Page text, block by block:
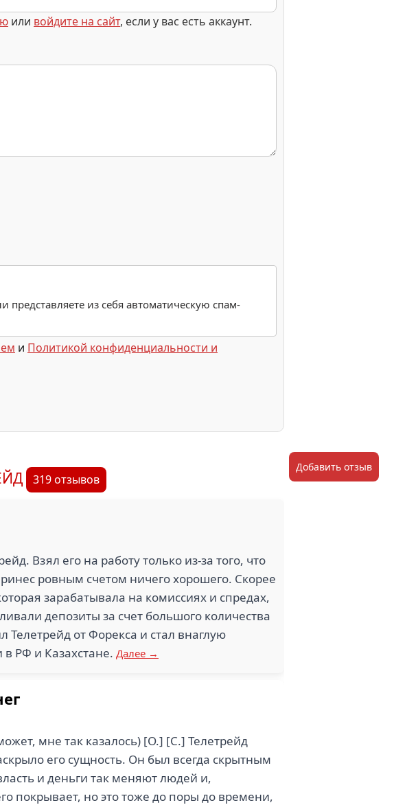
или войдите на сайт, если у вас есть аккаунт.
представляете из себя автоматическую спам-
и Политикой конфиденциальности и
319 отзывов
Взял его на работу только из-за того, что
ровным счетом ничего хорошего. Скорее
зарабатывала на комиссиях и спредах,
депозиты за счет большого количества
от Форекса и стал внаглую
РФ и Казахстане. Далее →
мне так казалось) [О.] [С.] Телетрейд
его сущность. Он был всегда скрытным
и деньги так меняют людей и,
покрывает, но это тоже до поры до времени,
Добавить отзыв